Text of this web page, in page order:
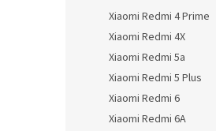
Xiaomi Redmi 4 Prime
Xiaomi Redmi 4X
Xiaomi Redmi 5a
Xiaomi Redmi 5 Plus
Xiaomi Redmi 6
Xiaomi Redmi 6A